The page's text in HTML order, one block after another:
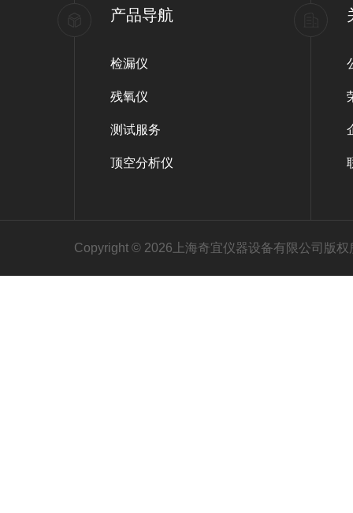
产品导航
检漏仪
残氧仪
测试服务
顶空分析仪
Copyright © 2026上海奇宜仪器设备有限公司版